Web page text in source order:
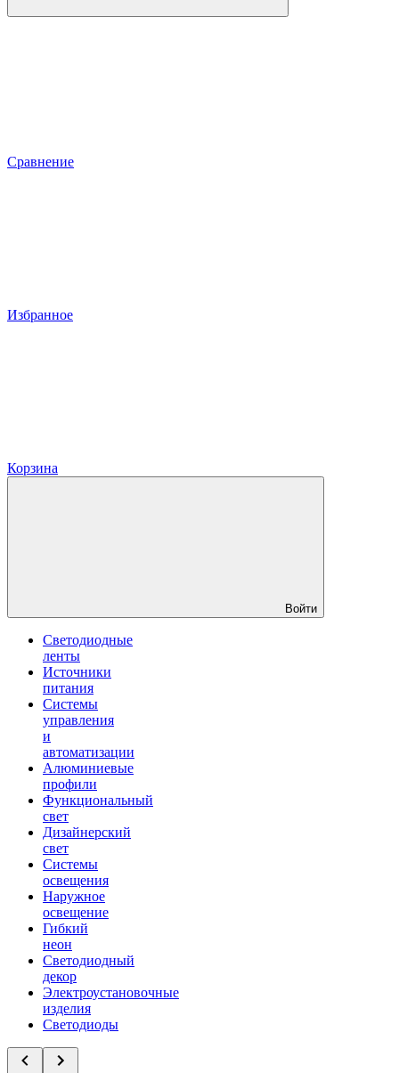
Сравнение
Избранное
Корзина
Войти
Светодиодные
ленты
Источники
питания
Системы
управления
и
автоматизации
Алюминиевые
профили
Функциональный
свет
Дизайнерский
свет
Системы
освещения
Наружное
освещение
Гибкий
неон
Светодиодный
декор
Электроустановочные
изделия
Светодиоды